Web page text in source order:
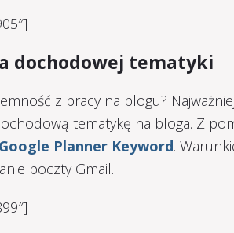
dochodowej tematyki
z pracy na blogu?
tematykę na bloga. Z
Google Planner Keyword.
poczty Gmail.